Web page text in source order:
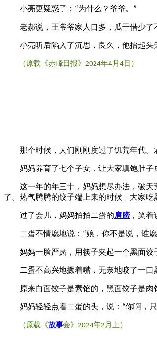
小亮更疑惑了： “为什么？爷爷。 ”
老郝说，王爷爷家人口多，瓜干借少了
小亮听后陷入了沉思，良久，他抬起头
（原载《赤峰日报》 2024年4月 4 日）
那个时候，人们刚刚度过了饥荒年代。
妈妈养育了七个子女，让大家填饱肚子
这一年的年三十，妈妈想尽办法，破天
了。热气腾腾的饺子端上来的时候，大家
过了会儿，妈妈拍拍二蛋的肩膀 ，笑着
二蛋不情愿地说： “娘，你不是说，谁
妈妈一脸严肃，用筷子夹起一个黑面饺
二蛋不高兴地撅着嘴，无奈地咬了一口
原来白面饺子是素馅的，黑面饺子是肉
妈妈轻轻点着二蛋的头，说： “你啊，
（原载《故事会》 2024年2 月上）